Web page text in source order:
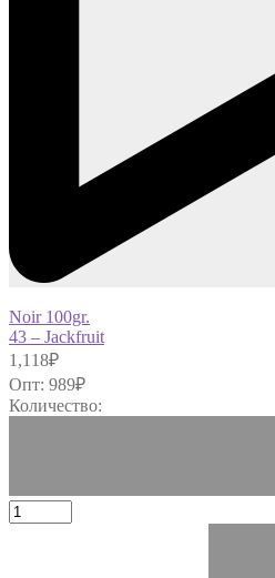
Noir 100gr.
43 – Jackfruit
1,118₽
Опт: 989₽
Количество: